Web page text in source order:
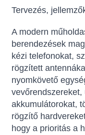
Tervezés,
A modern
berendezések
kézi telefonokat,
rögzített
nyomkövető
akkumulátorokat,
rögzítő
hogy a prioritás a